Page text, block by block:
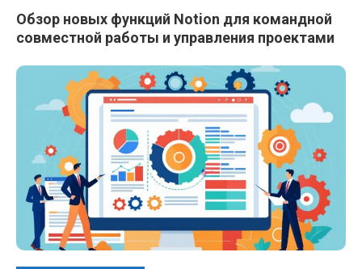
Обзор новых функций Notion для командной
совместной работы и управления проектами